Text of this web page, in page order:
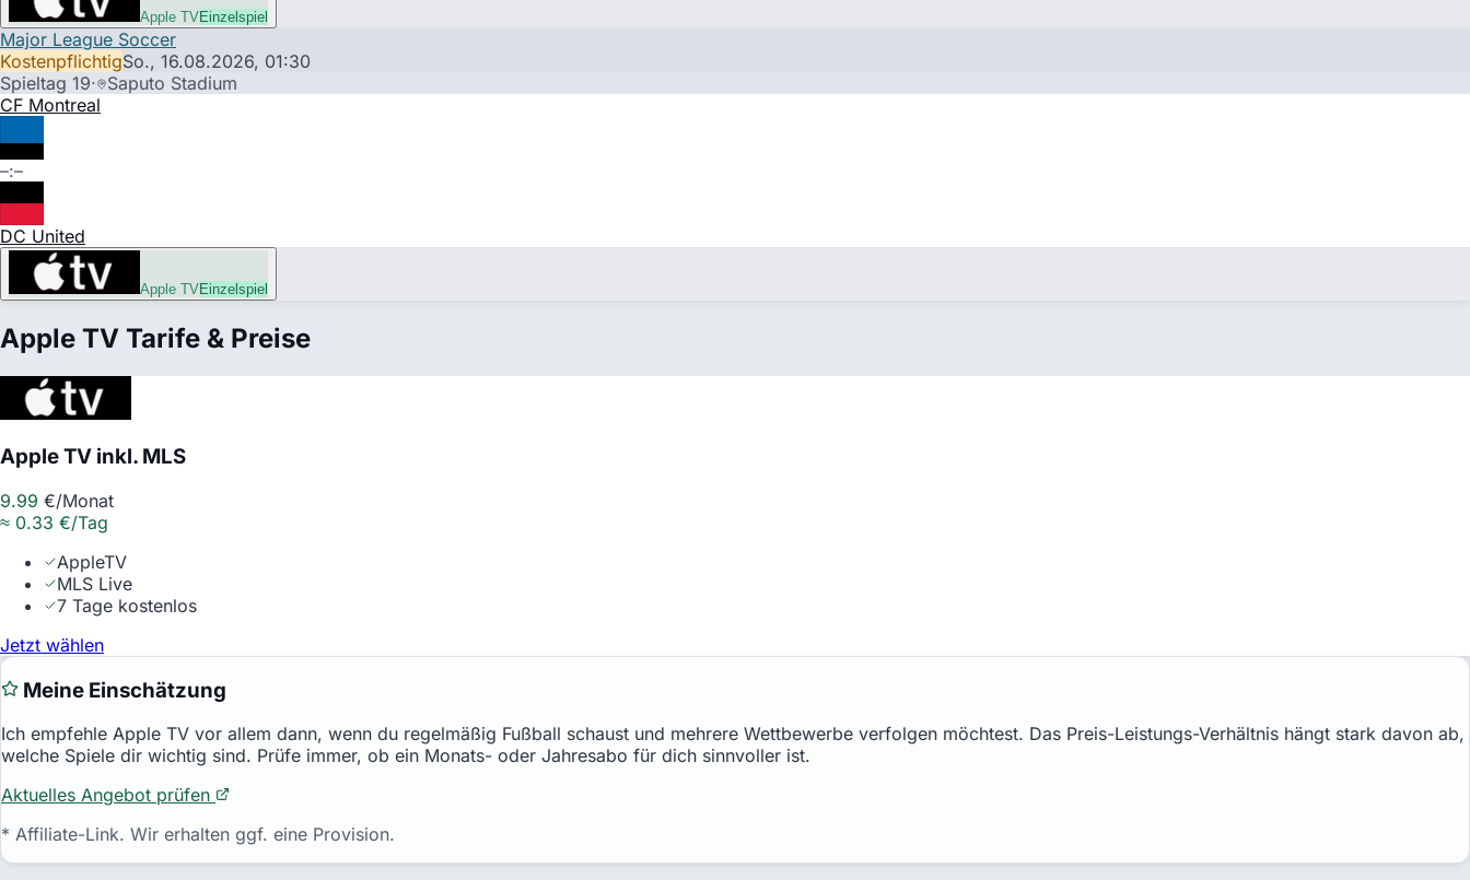
Apple TVEinzelspiel
Major League Soccer
KostenpflichtigSo., 16.08.2026, 01:30
Spieltag 19· Saputo Stadium
CF Montreal
–:–
DC United
Apple TVEinzelspiel
Apple TV Tarife & Preise
Apple TV inkl. MLS
9.99 €/Monat
≈ 0.33 €/Tag
AppleTV
MLS Live
7 Tage kostenlos
Jetzt wählen
Meine Einschätzung
Ich empfehle Apple TV vor allem dann, wenn du regelmäßig Fußball schaust und mehrere Wettbewerbe verfolgen möchtest. Das Preis-Leistungs-Verhältnis hängt stark davon ab,
welche Spiele dir wichtig sind. Prüfe immer, ob ein Monats- oder Jahresabo für dich sinnvoller ist.
Aktuelles Angebot prüfen
* Affiliate-Link. Wir erhalten ggf. eine Provision.